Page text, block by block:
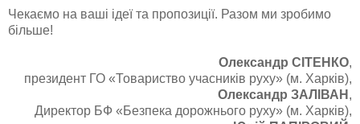
Чекаємо на ваші ідеї та пропозиції. Разом ми зробимо
більше!
Олександр СІТЕНКО,
президент ГО «Товариство учасників руху» (м. Харків),
Олександр ЗАЛІВАН ,
Директор БФ «Безпека дорожнього руху» (м. Харків),